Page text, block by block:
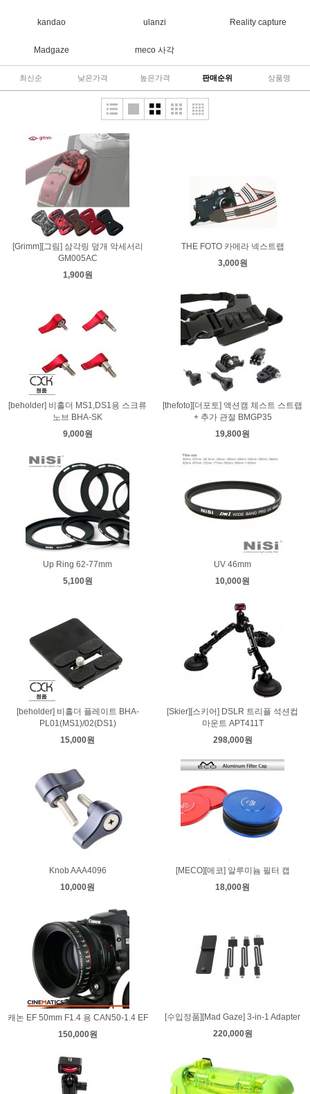
kandao ulanzi Reality capture
Madgaze meco 사각
최신순 낮은가격 높은가격 판매순위 상품명
[Grimm][그림] 삼각링 덮개 악세서리
GM005AC
1,900원
THE FOTO 카메라 넥스트랩
3,000원
[beholder] 비홀더 MS1,DS1용 스크류
노브 BHA-SK
9,000원
[thefoto][더포토] 액션캠 체스트 스트랩
+ 추가 관절 BMGP35
19,800원
Up Ring 62-77mm
5,100원
UV 46mm
10,000원
[beholder] 비홀더 플레이트 BHA-
PL01(MS1)/02(DS1)
15,000원
[Skier][스키어] DSLR 트리플 석션컵
마운트 APT411T
298,000원
Knob AAA4096
10,000원
[MECO][메코] 알루미늄 필터 캡
18,000원
캐논 EF 50mm F1.4 용 CAN50-1.4 EF
150,000원
[수입정품][Mad Gaze] 3-in-1 Adapter
220,000원